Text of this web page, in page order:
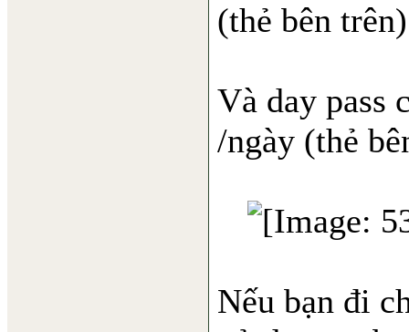
(thẻ bên trên)
Và day pass
/ngày (thẻ
Nếu bạn đi